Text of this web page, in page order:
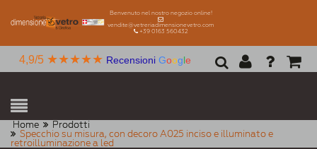
Benvenuto nel nostro negozio online!
vendite@vetreriadimensionevetro.com
+39 0163 560432
4,9/5 ★★★★★ Recensioni Google
Home
Prodotti
Specchio su misura, con decoro A025 inciso e illuminato e
retroilluminazione a led